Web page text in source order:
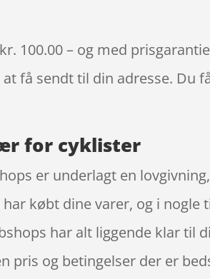
100.00 – og med
få sendt til din adresse. Du
for cyklister
er underlagt en
købt dine varer, og i
har alt liggende klar til
pris og betingelser der er